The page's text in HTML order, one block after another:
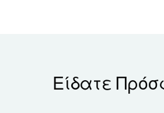
Είδατε